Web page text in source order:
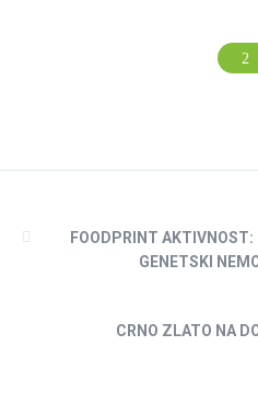
FOODPRINT
GENETSKI
CRNO ZLATO NA